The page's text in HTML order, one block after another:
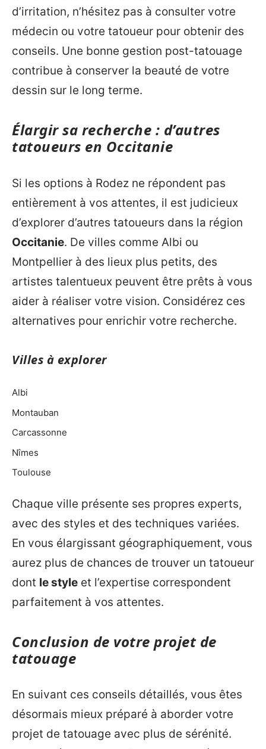
d’irritation, n’hésitez pas à consulter votre
médecin ou votre tatoueur pour obtenir des
conseils. Une bonne gestion post-tatouage
contribue à conserver la beauté de votre
dessin sur le long terme.
Élargir sa recherche : d’autres
tatoueurs en Occitanie
Si les options à Rodez ne répondent pas
entièrement à vos attentes, il est judicieux
d’explorer d’autres tatoueurs dans la région
Occitanie. De villes comme Albi ou
Montpellier à des lieux plus petits, des
artistes talentueux peuvent être prêts à vous
aider à réaliser votre vision. Considérez ces
alternatives pour enrichir votre recherche.
Villes à explorer
Albi
Montauban
Carcassonne
Nîmes
Toulouse
Chaque ville présente ses propres experts,
avec des styles et des techniques variées.
En vous élargissant géographiquement, vous
aurez plus de chances de trouver un tatoueur
dont le style et l’expertise correspondent
parfaitement à vos attentes.
Conclusion de votre projet de
tatouage
En suivant ces conseils détaillés, vous êtes
désormais mieux préparé à aborder votre
projet de tatouage avec plus de sérénité.